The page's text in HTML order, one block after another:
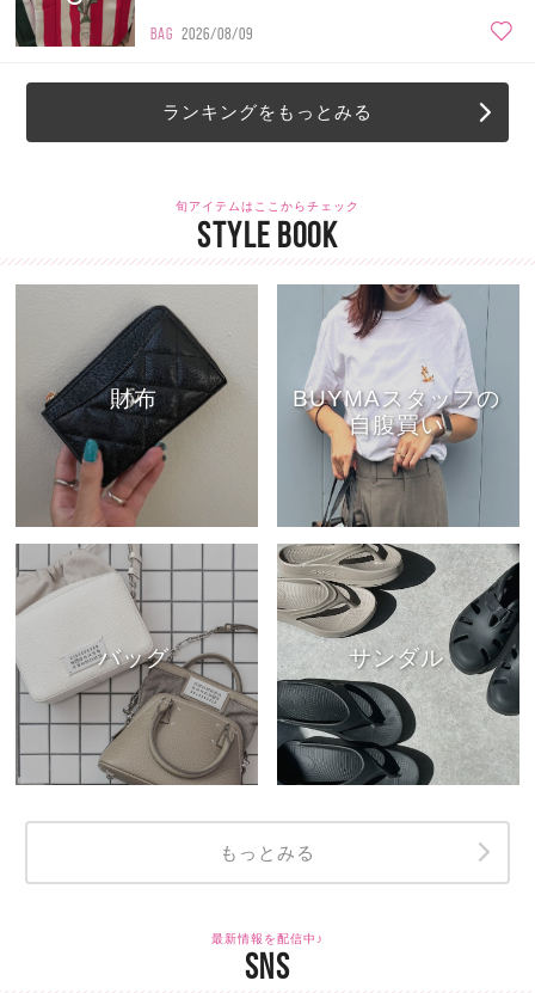
BAG 2026/08/09
ランキングをもっとみる
旬アイテムはここからチェック
STYLE BOOK
財布
BUYMAスタッフの
自腹買い
バッグ サンダル
もっとみる
最新情報を配信中♪
SNS